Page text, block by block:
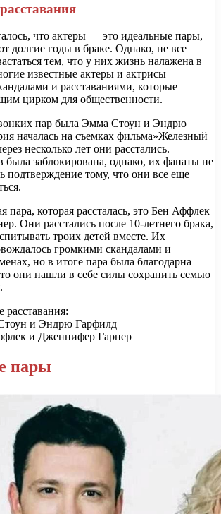
что актеры — это идеальные пары,
долгие годы в браке. Однако, не все
тем, что у них жизнь налажена в
известные актеры и актрисы
и расставаниями, которые
цирком для общественности.
пар была Эмма Стоун и Эндрю
началась на съемках фильма»Железный
несколько лет они расстались.
была заблокирована, однако, их фанаты не
подтверждение тому, что они все еще
пара, которая рассталась, это Бен Аффлек
Они расстались после 10-летнего брака,
троих детей вместе. Их
громкими скандалами и
но в итоге пара была благодарна
они нашли в себе силы сохранить семью
расставания:
и Эндрю Гарфилд
и Дженнифер Гарнер
пары